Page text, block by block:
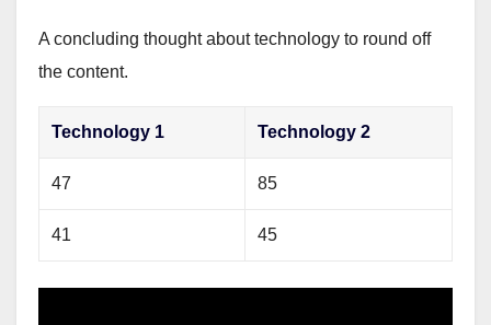
A concluding thought about technology to round off
the content.
Technology 1 Technology 2
47 85
41 45